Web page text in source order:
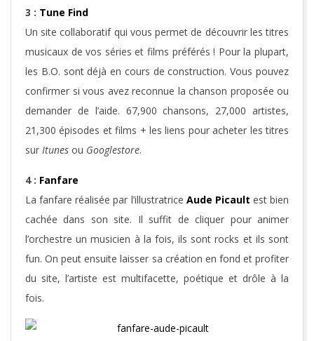
3 : Tune Find
Un site collaboratif qui vous permet de découvrir les titres
musicaux de vos séries et films préférés ! Pour la plupart,
les B.O. sont déjà en cours de construction. Vous pouvez
confirmer si vous avez reconnue la chanson proposée ou
demander de l’aide. 67,900 chansons, 27,000 artistes,
21,300 épisodes et films + les liens pour acheter les titres
sur Itunes ou Googlestore.
4 : Fanfare
La fanfare réalisée par l’illustratrice Aude Picault est bien
cachée dans son site. Il suffit de cliquer pour animer
l’orchestre un musicien à la fois, ils sont rocks et ils sont
fun. On peut ensuite laisser sa création en fond et profiter
du site, l’artiste est multifacette, poétique et drôle à la
fois.